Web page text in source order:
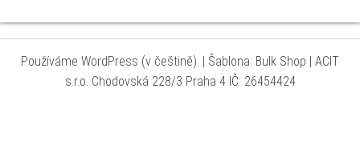
Používáme WordPress (v češtině). Šablona: Bulk Shop
| ACIT
s.r.o. Chodovská 228/3 Praha 4 IČ: 26454424